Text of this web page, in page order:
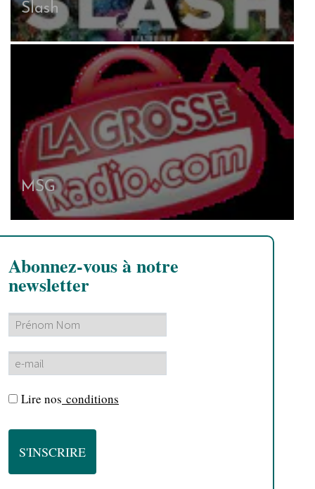
Slash
MSG
Abonnez-vous à notre
newsletter
Lire nos conditions